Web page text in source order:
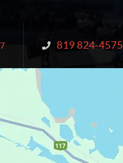
Information :
819 824-4575